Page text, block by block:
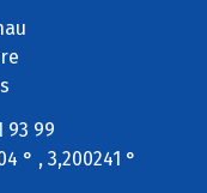
93 99
° , 3,200241 °